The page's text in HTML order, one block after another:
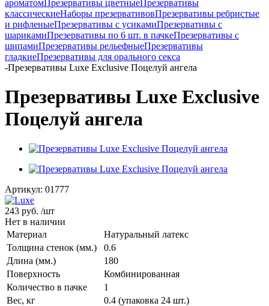
ароматомПрезервативы цветныеПрезервативы
классическиеНаборы презервативовПрезервативы ребристые
и рифленыеПрезервативы с усикамиПрезервативы с
шарикамиПрезервативы по 6 шт. в пачкеПрезервативы с
шипамиПрезервативы рельефныеПрезервативы
гладкиеПрезервативы для орального секса
-Презервативы Luxe Exclusive Поцелуй ангела
Презервативы Luxe Exclusive
Поцелуй ангела
Артикул: 01777
243 руб. /шт
Нет в наличии
Материал
Натуральный латекс
Толщина стенок (мм.)
0.6
Длина (мм.)
180
Поверхность
Комбинированная
Количество в пачке
1
Вес, кг
0.4 (упаковка 24 шт.)